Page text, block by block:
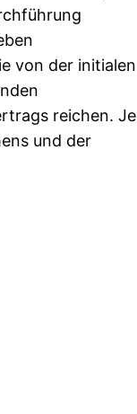
von der initialen
reichen. Je
und der